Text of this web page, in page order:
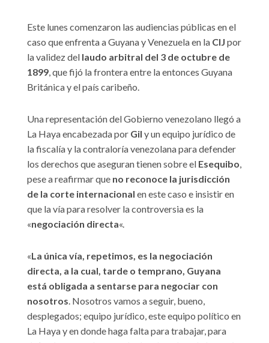
Este lunes comenzaron las audiencias públicas en el
caso que enfrenta a Guyana y Venezuela en la CIJ por
la validez del laudo arbitral del 3 de octubre de
1899, que fijó la frontera entre la entonces Guyana
Británica y el país caribeño.
Una representación del Gobierno venezolano llegó a
La Haya encabezada por Gil y un equipo jurídico de
la fiscalía y la contraloría venezolana para defender
los derechos que aseguran tienen sobre el Esequibo,
pese a reafirmar que no reconoce la jurisdicción
de la corte internacional en este caso e insistir en
que la vía para resolver la controversia es la
«negociación directa«.
«La única vía, repetimos, es la negociación
directa, a la cual, tarde o temprano, Guyana
está obligada a sentarse para negociar con
nosotros. Nosotros vamos a seguir, bueno,
desplegados; equipo jurídico, este equipo político en
La Haya y en donde haga falta para trabajar, para